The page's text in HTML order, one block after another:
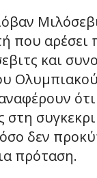
που αρέσει
και
στη
δεν
πρόταση.